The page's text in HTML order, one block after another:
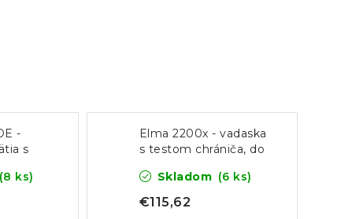
-
s
(8 ks)
Elma 2200x - vadaska
s testom chrániča, do
Skladom (6 ks)
€115,62